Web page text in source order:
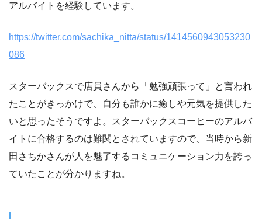
アルバイトを経験しています。
https://twitter.com/sachika_nitta/status/1414560943053230
086
スターバックスで店員さんから「勉強頑張って」と言われ
たことがきっかけで、自分も誰かに癒しや元気を提供した
いと思ったそうですよ。スターバックスコーヒーのアルバ
イトに合格するのは難関とされていますので、当時から新
田さちかさんが人を魅了するコミュニケーション力を誇っ
ていたことが分かりますね。